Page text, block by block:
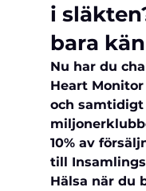
i
bara
Nu har du
Heart
och samtidigt
10% av
till
Hälsa när du